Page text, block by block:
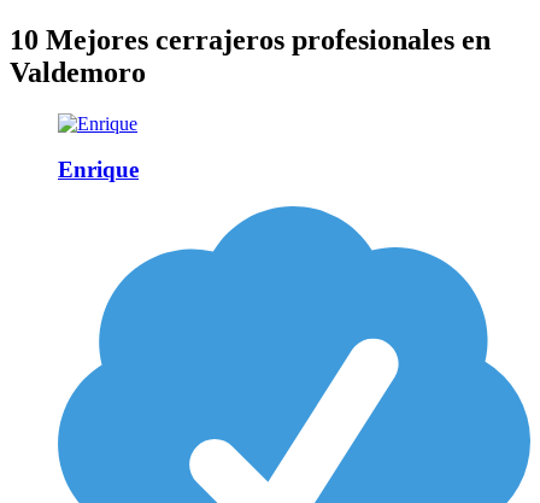
10 Mejores cerrajeros profesionales en
Valdemoro
Enrique